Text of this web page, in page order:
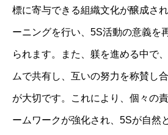
標に寄与できる組織文化が醸成さ
ーニングを行い、5S活動の意義を
られます。また、躾を進める中で
ムで共有し、互いの努力を称賛し
が大切です。これにより、個々の
ームワークが強化され、5Sが自然